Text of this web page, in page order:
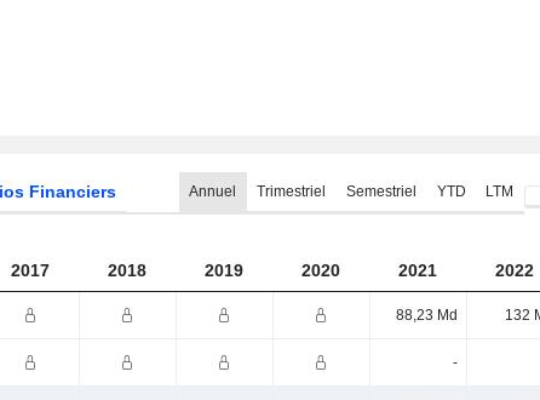
Financiers Annuel Trimestriel Semestriel YTD LTM
2017 2018 2019 2020 2021 2022
88,23 Md 132
-